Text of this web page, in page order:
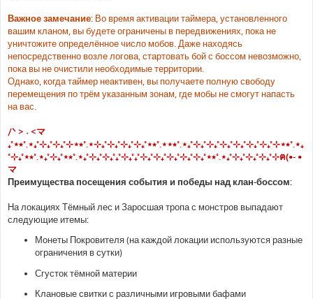
Важное замечание: Во время активации таймера, установленного
вашим кланом, вы будете ограничены в передвижениях, пока не
уничтожите определённое число мобов. Даже находясь
непосредственно возле логова, стартовать бой с боссом невозможно,
пока вы не очистили необходимые территории.
Однако, когда таймер неактивен, вы получаете полную свободу
перемещения по трём указанным зонам, где мобы не смогут напасть
на вас.
/ᐠ > ˕ <マ
₊˚⋆⭒˚.⋆₊˚⊹₊˚⊹₊˚⊹⋆⭒˚.⋆⊹₊˚⊹₊˚⊹₊˚⊹₊˚⋆⭒˚.⋆⋆⭒˚.⋆₊˚⊹₊˚⊹₊˚⊹₊˚⊹₊˚⊹₊˚⊹₊˚⊹⋆⭒˚.⋆₊
˚⊹₊˚⋆⭒˚.⋆₊˚⊹₊˚⋆⭒˚.⋆₊˚⊹₊˚⊹₊˚₊˚⊹₊˚₊˚⊹₊˚⊹₊˚⊹₊˚⊹₊˚⊹₊˚⋆⭒˚.⋆₊˚⊹₊˚⊹₊˚⊹₊˚⊹ฅ(•- •
マ
Преимущества посещения события и победы над клан-боссом:
На локациях Тёмный лес и Заросшая тропа с монстров выпадают
следующие итемы:
Монеты Покровителя (на каждой локации используются разные
ограничения в сутки)
Сгусток тёмной материи
Клановые свитки с различными игровыми бафами